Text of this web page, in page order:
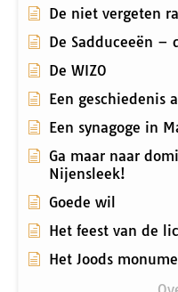
De niet vergeten
De Sadduceeën –
De WIZO
Een geschiedenis
Een synagoge in
Ga maar naar
Nijensleek!
Goede wil
Het feest van de
Het Joods